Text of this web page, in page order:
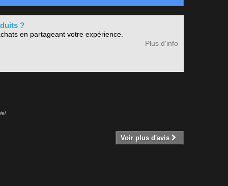
?
en partageant votre expérience.
Plus d'info
Voir plus d'avis